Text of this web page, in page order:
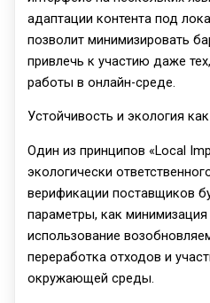
адаптации контента под
позволит минимизировать
привлечь к участию даже
работы в онлайн-среде.
Устойчивость и экология
Один из принципов «Local
экологически
верификации поставщиков
параметры, как минимизация
использование
переработка отходов и
окружающей среды.